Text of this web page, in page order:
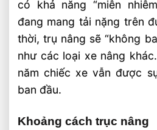
có khả năng “miễn
đang mang tải nặng trên
thời, trụ nâng sẽ “không
như các loại xe nâng
năm chiếc xe vẫn được
ban đầu.
Khoảng cách trục nâng